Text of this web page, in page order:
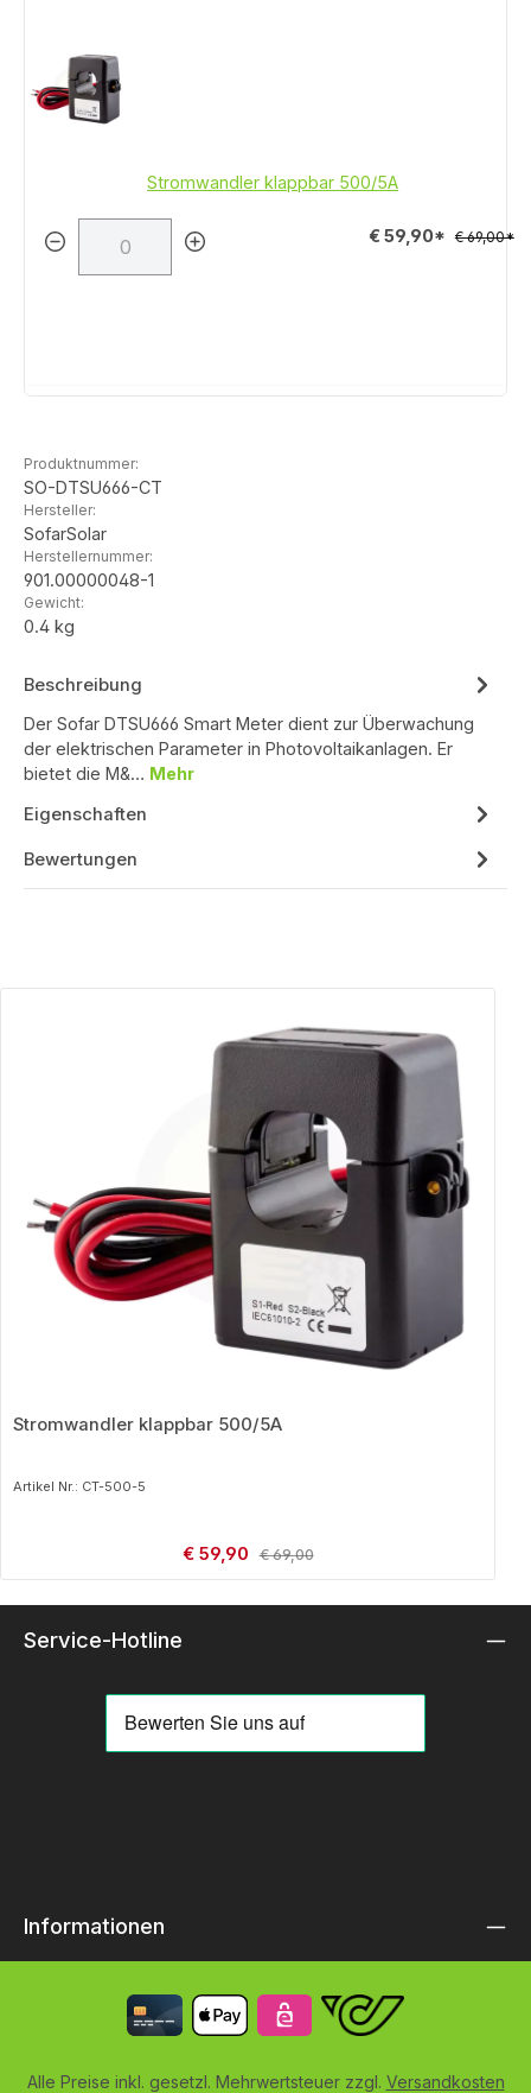
Stromwandler klappbar 500/5A
€ 59,90* € 69,00*
Produktnummer:
SO-DTSU666-CT
Hersteller:
SofarSolar
Herstellernummer:
901.00000048-1
Gewicht:
0.4 kg
Beschreibung
Der Sofar DTSU666 Smart Meter dient zur Überwachung
der elektrischen Parameter in Photovoltaikanlagen. Er
bietet die M&… Mehr
Eigenschaften
Bewertungen
Stromwandler klappbar 500/5A
Artikel Nr.: CT-500-5
Verkaufspreis:
€ 59,90 Regulärer Preis:
€ 69,00
Service-Hotline
Informationen
Alle Preise inkl. gesetzl. Mehrwertsteuer zzgl. Versandkosten